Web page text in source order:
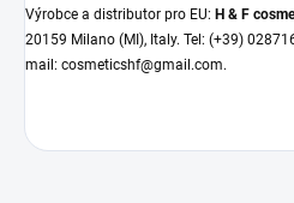
Výrobce a distributor pro EU: H & F
20159 Milano (MI), Italy. Tel: (+39)
mail: cosmeticshf@gmail.com.